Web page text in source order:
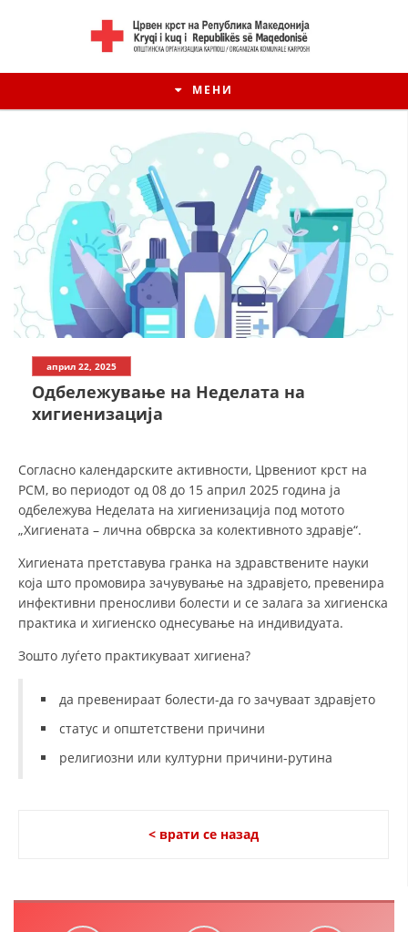
МЕНИ
ПРИРАЧНИЦИ
СТРАТЕГИИ
ПОСТЕРИ
ПРЕЗЕНТАЦИИ
април 22, 2025
Одбележување на Неделата на
хигиенизација
Согласно календарските активности, Црвениот крст на
РСМ, во периодот од 08 до 15 април 2025 година ја
одбележува Неделата на хигиенизација под мотото
„Хигиената – лична обврска за колективното здравје“.
Хигиената претставува гранка на здравствените науки
која што промовира зачувување на здравјето, превенира
инфективни преносливи болести и се залага за хигиенска
практика и хигиенско однесување на индивидуата.
Зошто луѓето практикуваат хигиена?
да превенираат болести-да го зачуваат здравјето
статус и општетствени причини
религиозни или културни причини-рутина
< врати се назад